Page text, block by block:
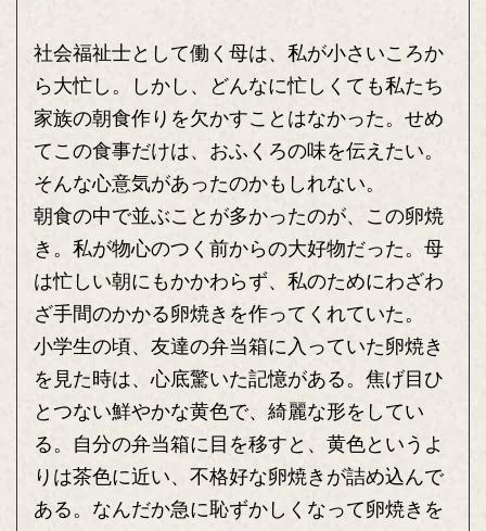
社会福祉士として働く母は、私が小さいころか
ら大忙し。しかし、どんなに忙しくても私たち
家族の朝食作りを欠かすことはなかった。せめ
てこの食事だけは、おふくろの味を伝えたい。
そんな心意気があったのかもしれない。
朝食の中で並ぶことが多かったのが、この卵焼
き。私が物心のつく前からの大好物だった。母
は忙しい朝にもかかわらず、私のためにわざわ
ざ手間のかかる卵焼きを作ってくれていた。
小学生の頃、友達の弁当箱に入っていた卵焼き
を見た時は、心底驚いた記憶がある。焦げ目ひ
とつない鮮やかな黄色で、綺麗な形をしてい
る。自分の弁当箱に目を移すと、黄色というよ
りは茶色に近い、不格好な卵焼きが詰め込んで
ある。なんだか急に恥ずかしくなって卵焼きを